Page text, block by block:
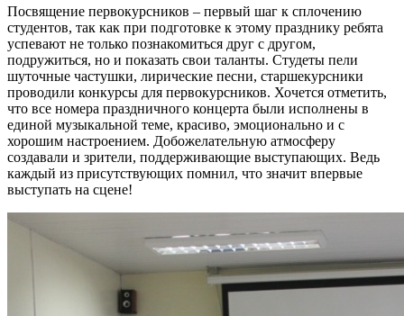
Посвящение первокурсников – первый шаг к сплочению
студентов, так как при подготовке к этому празднику ребята
успевают не только познакомиться друг с другом,
подружиться, но и показать свои таланты. Студеты пели
шуточные частушки, лирические песни, старшекурсники
проводили конкурсы для первокурсников. Хочется отметить,
что все номера праздничного концерта были исполнены в
единой музыкальной теме, красиво, эмоционально и с
хорошим настроением. Добожелательную атмосферу
создавали и зрители, поддерживающие выступающих. Ведь
каждый из присутствующих помнил, что значит впервые
выступать на сцене!